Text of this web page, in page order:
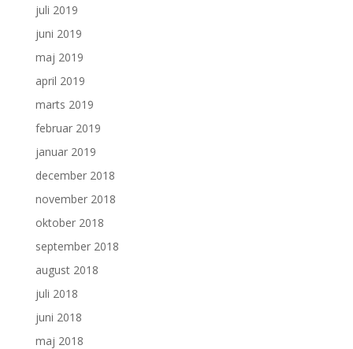
juli 2019
juni 2019
maj 2019
april 2019
marts 2019
februar 2019
januar 2019
december 2018
november 2018
oktober 2018
september 2018
august 2018
juli 2018
juni 2018
maj 2018